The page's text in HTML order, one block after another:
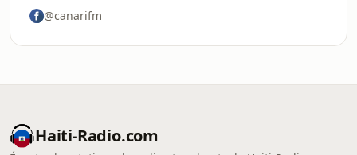
@canarifm
Haiti-Radio.com